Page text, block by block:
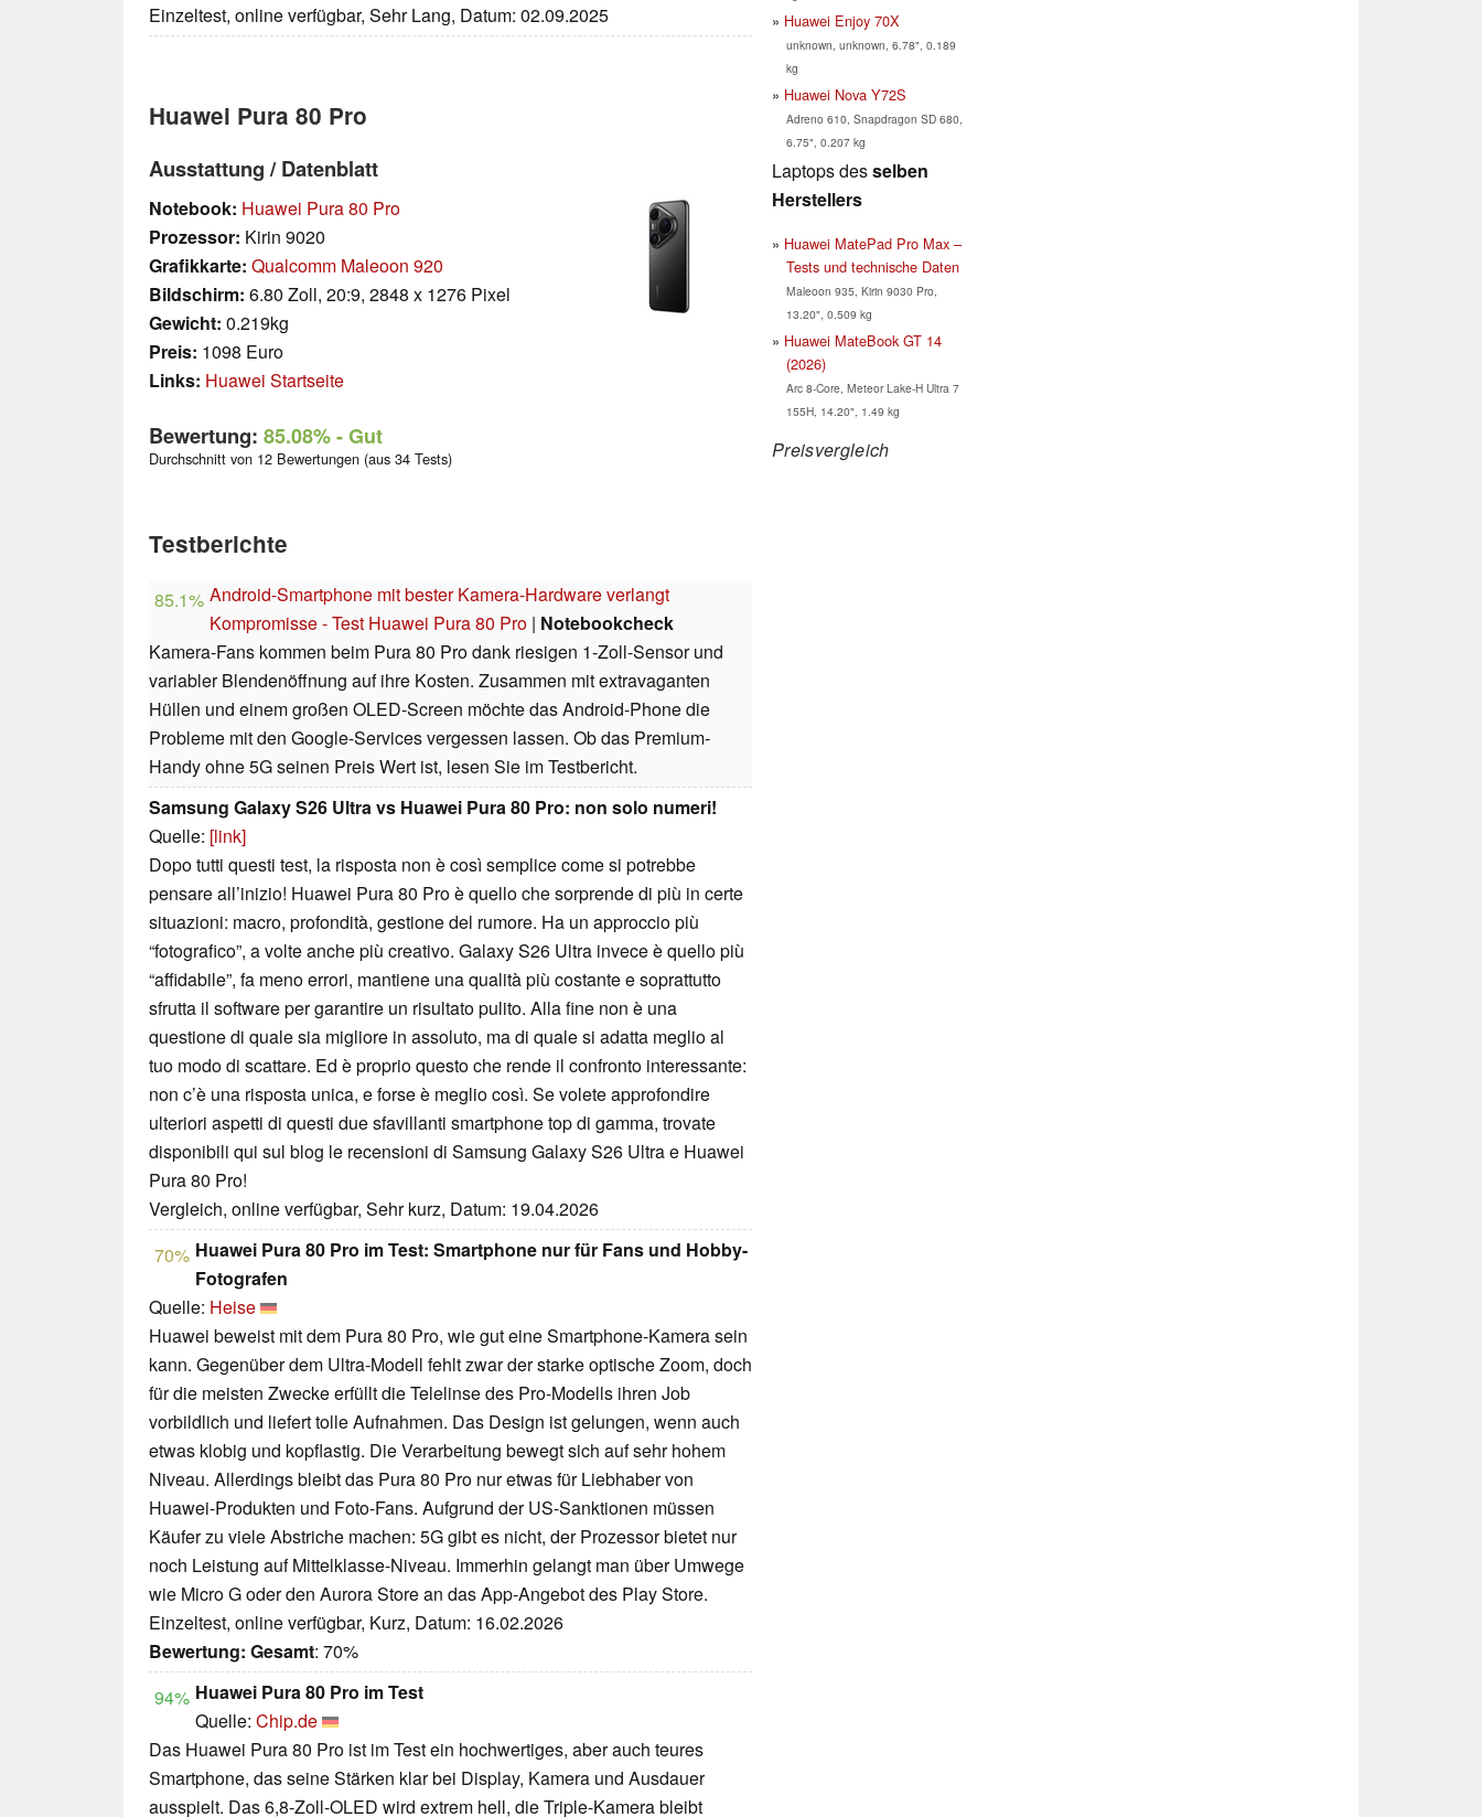
Einzeltest, online verfügbar, Sehr Lang, Datum: 02.09.2025
Huawei Pura 80 Pro
Ausstattung / Datenblatt
Notebook: Huawei Pura 80 Pro
Prozessor: Kirin 9020
Grafikkarte: Qualcomm Maleoon 920
Bildschirm: 6.80 Zoll, 20:9, 2848 x 1276 Pixel
Gewicht: 0.219kg
Preis: 1098 Euro
Links: Huawei Startseite
Bewertung: 85.08%- Gut
Durchschnitt von 12 Bewertungen (aus 34 Tests)
Testberichte
85.1% Android-Smartphone mit bester Kamera-Hardware verlangt
Kompromisse - Test Huawei Pura 80 Pro | Notebookcheck
Kamera-Fans kommen beim Pura 80 Pro dank riesigen 1-Zoll-Sensor und
variabler Blendenöffnung auf ihre Kosten. Zusammen mit extravaganten
Hüllen und einem großen OLED-Screen möchte das Android-Phone die
Probleme mit den Google-Services vergessen lassen. Ob das Premium-
Handy ohne 5G seinen Preis Wert ist, lesen Sie im Testbericht.
Samsung Galaxy S26 Ultra vs Huawei Pura 80 Pro: non solo numeri!
Quelle: [link]
Dopo tutti questi test, la risposta non è così semplice come si potrebbe
pensare all’inizio! Huawei Pura 80 Pro è quello che sorprende di più in certe
situazioni: macro, profondità, gestione del rumore. Ha un approccio più
“fotografico”, a volte anche più creativo. Galaxy S26 Ultra invece è quello più
“affidabile”, fa meno errori, mantiene una qualità più costante e soprattutto
sfrutta il software per garantire un risultato pulito. Alla fine non è una
questione di quale sia migliore in assoluto, ma di quale si adatta meglio al
tuo modo di scattare. Ed è proprio questo che rende il confronto interessante:
non c’è una risposta unica, e forse è meglio così. Se volete approfondire
ulteriori aspetti di questi due sfavillanti smartphone top di gamma, trovate
disponibili qui sul blog le recensioni di Samsung Galaxy S26 Ultra e Huawei
Pura 80 Pro!
Vergleich, online verfügbar, Sehr kurz, Datum: 19.04.2026
70% Huawei Pura 80 Pro im Test: Smartphone nur für Fans und Hobby-
Fotografen
Quelle: Heise
Huawei beweist mit dem Pura 80 Pro, wie gut eine Smartphone-Kamera sein
kann. Gegenüber dem Ultra-Modell fehlt zwar der starke optische Zoom, doch
für die meisten Zwecke erfüllt die Telelinse des Pro-Modells ihren Job
vorbildlich und liefert tolle Aufnahmen. Das Design ist gelungen, wenn auch
etwas klobig und kopflastig. Die Verarbeitung bewegt sich auf sehr hohem
Niveau. Allerdings bleibt das Pura 80 Pro nur etwas für Liebhaber von
Huawei-Produkten und Foto-Fans. Aufgrund der US-Sanktionen müssen
Käufer zu viele Abstriche machen: 5G gibt es nicht, der Prozessor bietet nur
noch Leistung auf Mittelklasse-Niveau. Immerhin gelangt man über Umwege
wie Micro G oder den Aurora Store an das App-Angebot des Play Store.
Einzeltest, online verfügbar, Kurz, Datum: 16.02.2026
Bewertung: Gesamt: 70%
94% Huawei Pura 80 Pro im Test
Quelle: Chip.de
Das Huawei Pura 80 Pro ist im Test ein hochwertiges, aber auch teures
Smartphone, das seine Stärken klar bei Display, Kamera und Ausdauer
ausspielt. Das 6,8-Zoll-OLED wird extrem hell, die Triple-Kamera bleibt
Huawei Enjoy 70X
unknown, unknown, 6.78", 0.189
kg
Huawei Nova Y72S
Adreno 610, Snapdragon SD 680,
6.75", 0.207 kg
Laptops desselben
Herstellers
Huawei MatePad Pro Max –
Tests und technische Daten
Maleoon 935, Kirin 9030 Pro,
13.20", 0.509 kg
Huawei MateBook GT 14
(2026)
Arc 8-Core, Meteor Lake-H Ultra 7
155H, 14.20", 1.49 kg
Preisvergleich